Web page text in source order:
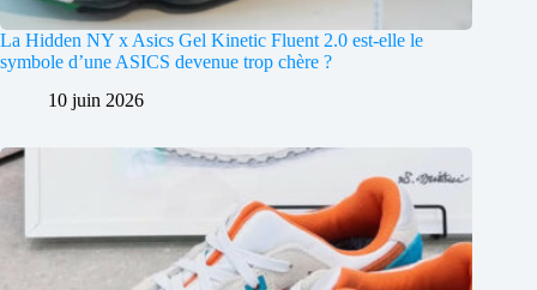
La Hidden NY x Asics Gel Kinetic Fluent 2.0 est-elle le
symbole d’une ASICS devenue trop chère ?
10 juin 2026